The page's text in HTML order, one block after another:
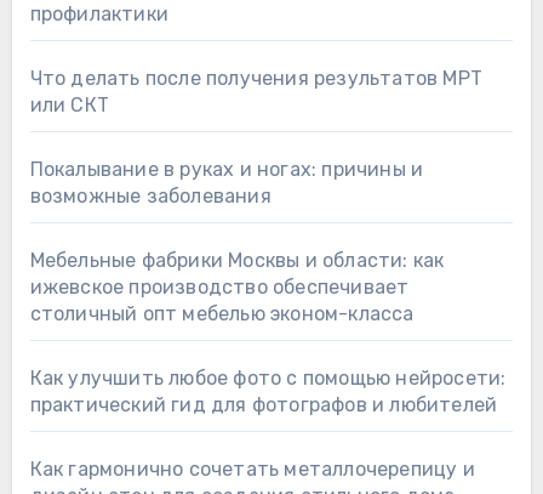
профилактики
Что делать после получения результатов МРТ
или СКТ
Покалывание в руках и ногах: причины и
возможные заболевания
Мебельные фабрики Москвы и области: как
ижевское производство обеспечивает
столичный опт мебелью эконом-класса
Как улучшить любое фото с помощью нейросети:
практический гид для фотографов и любителей
Как гармонично сочетать металлочерепицу и